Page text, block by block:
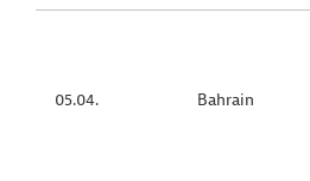
05.04. Bahrain